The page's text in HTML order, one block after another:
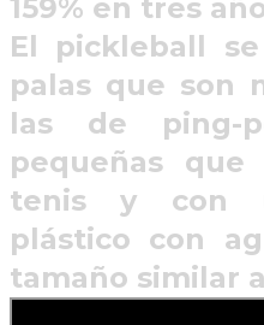
159% en tres
El pickleball
palas que son
las de ping-
pequeñas
tenis y con
plástico con
tamaño similar